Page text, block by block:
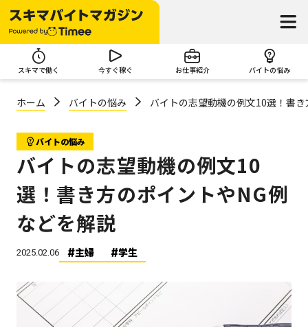
スキマで働く 今すぐ稼ぐ お仕事紹介 バイトの悩み
ホーム バイトの悩み バイトの志望動機の例文10選！書
バイトの悩み
バイトの志望動機の例文10
選！書き方のポイントやNG例
などを解説
2025.02.06 主婦 学生